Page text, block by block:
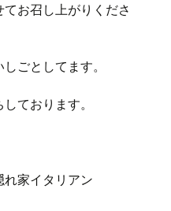
お召し上がりくださ
ごとしてます。
ております。
家イタリアン